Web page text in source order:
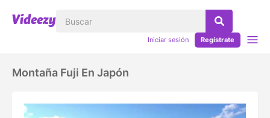
Iniciar sesión Regístrate
Montaña Fuji En Japón